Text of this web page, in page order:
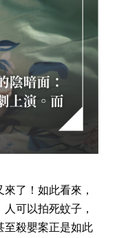
了！如此看來，
可以拍死蚊子，
至殺嬰案正是如此